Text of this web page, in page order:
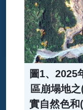
圖1、2025
區崩塌地
實自然色